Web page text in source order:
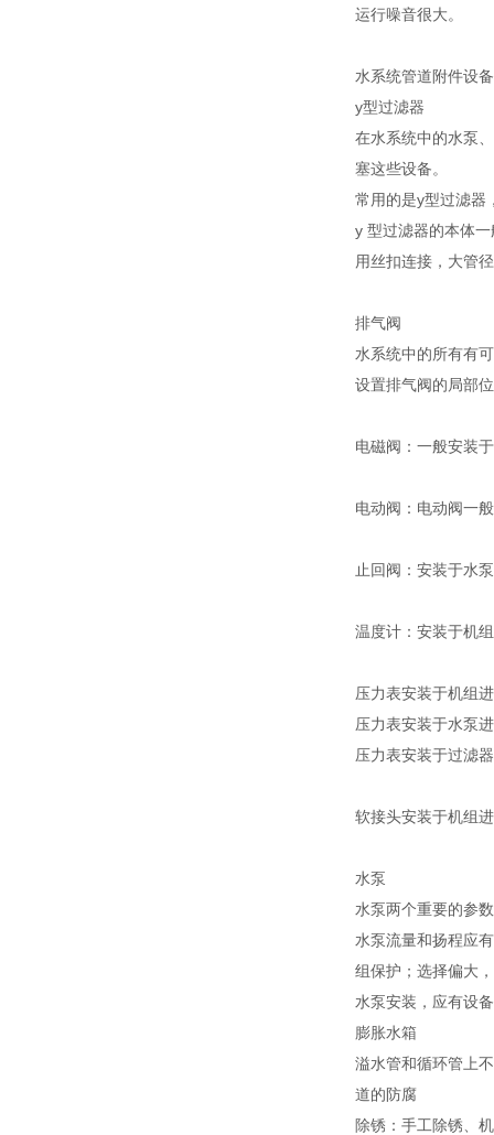
运行噪音很大。
水系统管道附件设备
y型过滤器
在水系统中的水泵
塞这些设备。
常用的是y型过滤器
y 型过滤器的本体
用丝扣连接，大管
排气阀
水系统中的所有有
设置排气阀的局部
电磁阀：一般安装
电动阀：电动阀一
止回阀：安装于水
温度计：安装于机
压力表安装于机组
压力表安装于水泵
压力表安装于过滤
软接头安装于机组
水泵
水泵两个重要的参
水泵流量和扬程应
组保护；选择偏大
水泵安装，应有设
膨胀水箱
溢水管和循环管上
道的防腐
除锈：手工除锈、